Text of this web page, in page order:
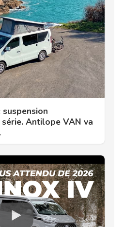
suspension
Antilope VAN va